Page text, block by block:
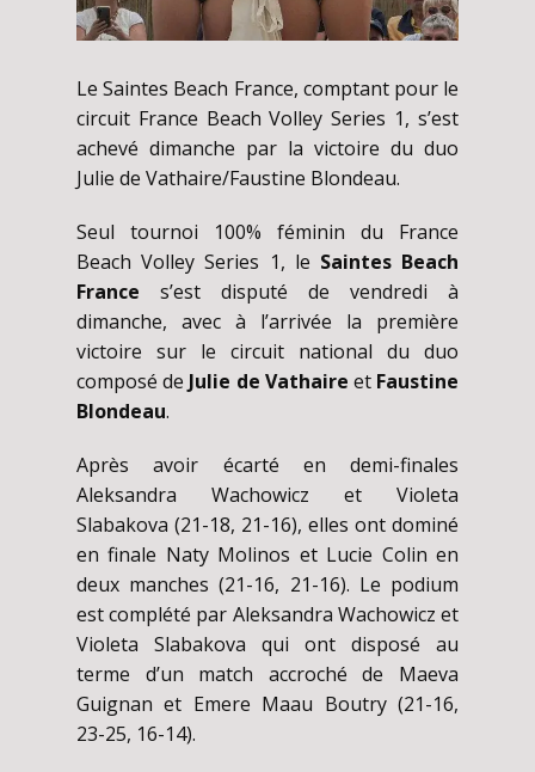
Le Saintes Beach France, comptant pour le
circuit France Beach Volley Series 1, s’est
achevé dimanche par la victoire du duo
Julie de Vathaire/Faustine Blondeau.
Seul tournoi 100% féminin du France
Beach Volley Series 1, le Saintes Beach
France s’est disputé de vendredi à
dimanche, avec à l’arrivée la première
victoire sur le circuit national du duo
composé de Julie de Vathaire et Faustine
Blondeau.
Après avoir écarté en demi-finales
Aleksandra Wachowicz et Violeta
Slabakova (21-18, 21-16), elles ont dominé
en finale Naty Molinos et Lucie Colin en
deux manches (21-16, 21-16). Le podium
est complété par Aleksandra Wachowicz et
Violeta Slabakova qui ont disposé au
terme d’un match accroché de Maeva
Guignan et Emere Maau Boutry (21-16,
23-25, 16-14).